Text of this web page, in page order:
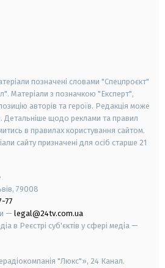
позначені словами "Спецпроєкт"
Матеріали з позначкою "Експерт",
авторів та героїв. Редакція може
Детальніше щодо реклами та правил
в правилах користування сайтом.
сайту призначені для осіб старше 21
79008
77
— legal@24tv.com.ua
в Реєстрі суб'єктів у сфері медіа —
"Люкс"», 24 Канал.